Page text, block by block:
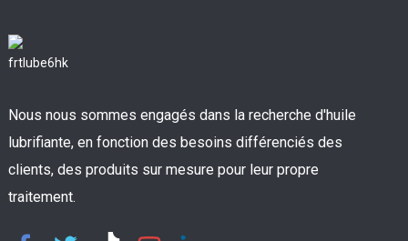
Nous nous sommes engagés dans la recherche d'huile
lubrifiante, en fonction des besoins différenciés des
clients, des produits sur mesure pour leur propre
traitement.